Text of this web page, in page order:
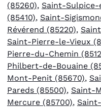
(85260), Saint-Sulpice-
(85410), Saint-
Révérend (85220),
Saint-Pierre-le-Vieux
Pierre-du-Chemin
Philbert-de-Bouaine
Mont-Penit (85670),
Pareds (85500), Saint-
Mercure (85700),